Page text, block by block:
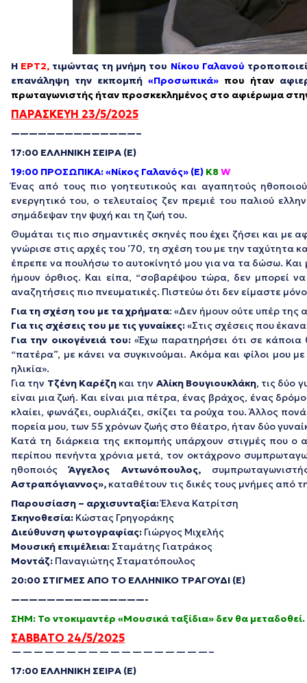
Η ΕΡΤ2, τιμώντας τη μνήμη του Νίκου Γαλανού
επανάληψη την εκπομπή «Προσωπικά» που ήταν
πρωταγωνιστής ήταν προσκεκλημένος στο αφιέρωμα
ΠΑΡΑΣΚΕΥΗ 23/5/2025
——————————————–
17:00 ΕΛΛΗΝΙΚΗ ΣΕΙΡΑ (Ε)
19:00 ΠΡΟΣΩΠΙΚΑ: «Νίκος Γαλανός» (Ε) K8W
Ένας από τους πιο γοητευτικούς και αγαπητούς
ενεργητικό του, ο τελευταίος ζεν πρεμιέ του παλιού
σημάδεψαν την ψυχή και τη ζωή του.
Θυμάται τις πιο σημαντικές σκηνές που έχει ζήσει και με
γνώρισε στις αρχές του ’70, τη σχέση του με την ταχύτητα
έπρεπε να πουλήσω το αυτοκίνητό μου για να τα δώσω.
ήμουν όρθιος. Και είπα, “σοβαρέψου τώρα, δεν μπορεί
αναζητήσεις πιο πνευματικές. Πιστεύω ότι δεν είμαστε
Για τη σχέση του με τα χρήματα: «Δεν ήμουν ούτε υπέρ
Για τις σχέσεις του με τις γυναίκες:«Στις σχέσεις που
Για την οικογένειά του:«Έχω παρατηρήσει ότι σε κάποια
“πατέρα”, με κάνει να συγκινούμαι. Ακόμα και φίλοι μου
ηλικία».
Για την Τζένη Καρέζηκαι την Αλίκη Βουγιουκλάκη, τις δύο
είναι μια ζωή. Και είναι μια πέτρα, ένας βράχος, ένας
κλαίει, φωνάζει, ουρλιάζει, σκίζει τα ρούχα του. Άλλος
πορεία μου, των 55 χρόνων ζωής στο θέατρο, ήταν δύο
Κατά τη διάρκεια της εκπομπής υπάρχουν στιγμές που ο
περίπου πενήντα χρόνια μετά, τον οκτάχρονο
ηθοποιόςΆγγελος Αντωνόπουλος,
Αστραπόγιαννος», καταθέτουν τις δικές τους μνήμες από
Παρουσίαση – αρχισυνταξία:Έλενα Κατρίτση
Σκηνοθεσία: Κώστας Γρηγοράκης
Διεύθυνση φωτογραφίας: Γιώργος Μιχελής
Μουσική επιμέλεια: Σταμάτης Γιατράκος
Μοντάζ: Παναγιώτης Σταματόπουλος
20:00 ΣΤΙΓΜΕΣ ΑΠΟ ΤΟ ΕΛΛΗΝΙΚΟ ΤΡΑΓΟΥΔΙ (Ε)
———————————————-
ΣΗΜ: Το ντοκιμαντέρ «Μουσικά ταξίδια» δεν θα μεταδοθεί.
ΣΑΒΒΑΤΟ 24/5/2025
——————————————————–
17:00 ΕΛΛΗΝΙΚΗ ΣΕΙΡΑ (Ε)